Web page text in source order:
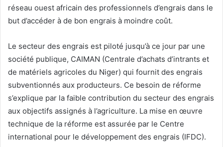
réseau ouest africain des professionnels d’engrais dans le
but d’accéder à de bon engrais à moindre coût.
Le secteur des engrais est piloté jusqu’à ce jour par une
société publique, CAIMAN (Centrale d’achats d’intrants et
de matériels agricoles du Niger) qui fournit des engrais
subventionnés aux producteurs. Ce besoin de réforme
s’explique par la faible contribution du secteur des engrais
aux objectifs assignés à l’agriculture. La mise en œuvre
technique de la réforme est assurée par le Centre
international pour le développement des engrais (IFDC).